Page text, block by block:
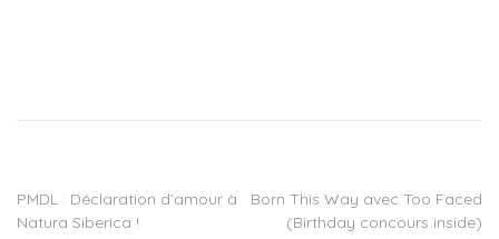
yeux
konjac
Navigation
PMDL : Déclaration d’amour à
Natura Siberica !
Born This Way avec Too Faced
(Birthday concours inside)